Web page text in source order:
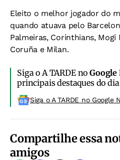
Eleito o melhor jogador do
quando atuava pelo
Palmeiras, Corinthians, Mogi
Coruña e Milan.
Siga o A TARDE noGoogle
principais destaques do
Siga o A TARDE no Google
Compartilhe essa
amigos